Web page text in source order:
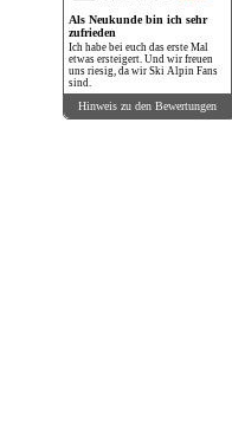
Als Neukunde bin ich sehr
zufrieden
Ich habe bei euch das erste Mal
etwas ersteigert. Und wir freuen
uns riesig, da wir Ski Alpin Fans
sind.
Hinweis zu den Bewertungen